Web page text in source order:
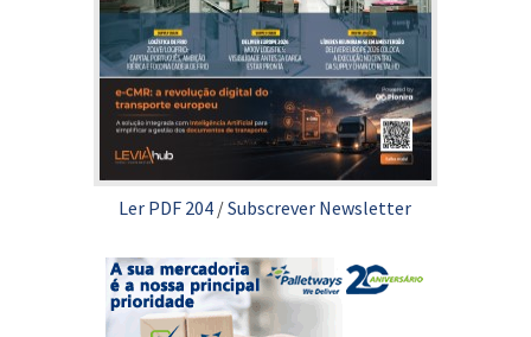
Ler PDF 204 /Subscrever Newsletter